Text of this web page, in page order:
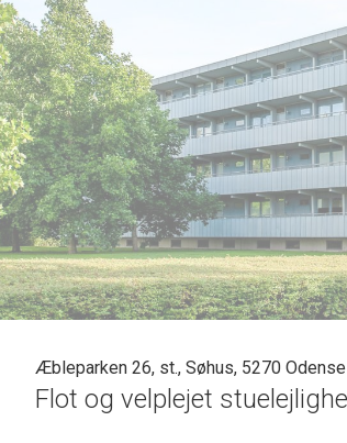
Æbleparken 26, st., Søhus, 5270
Flot og velplejet